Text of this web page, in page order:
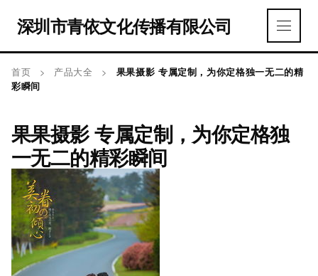
深圳市青依文化传播有限公司
首页 > 产品大全 >
果果摄影 专属定制，为你定格独一无二的精
彩瞬间
果果摄影 专属定制，为你定格独
一无二的精彩瞬间